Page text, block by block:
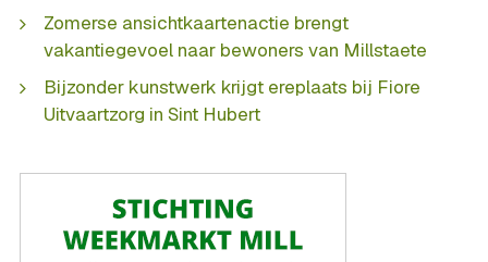
Zomerse ansichtkaartenactie brengt
vakantiegevoel naar bewoners van Millstaete
Bijzonder kunstwerk krijgt ereplaats bij Fiore
Uitvaartzorg in Sint Hubert